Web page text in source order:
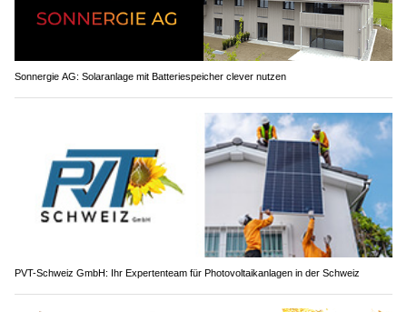
Sonnergie AG: Solaranlage mit Batteriespeicher clever nutzen
PVT-Schweiz GmbH: Ihr Expertenteam für Photovoltaikanlagen in der Schweiz